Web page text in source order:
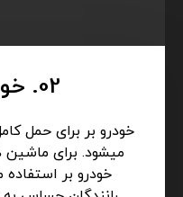
02. خودروبر تهران
خودرو بر برای حمل
میشود. برای
خودرو بر استفاده